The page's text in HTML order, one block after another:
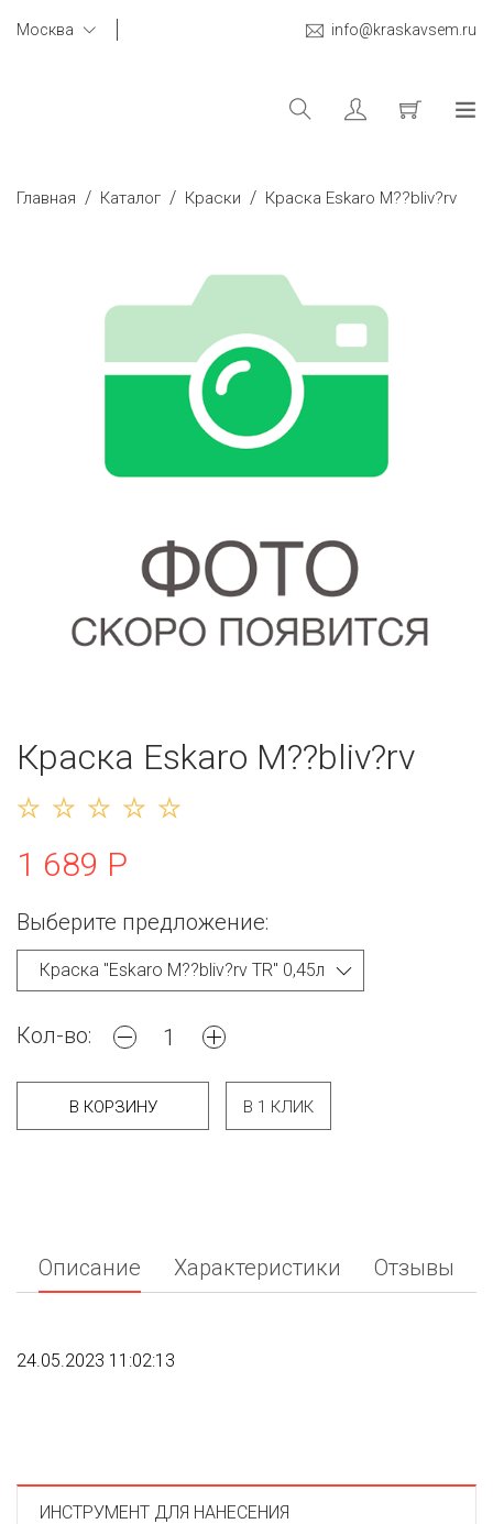
Москва info@kraskavsem.ru
Главная / Каталог / Краски / Краска Eskaro M??bliv?rv
Краска Eskaro M??bliv?rv
1 689 Р
Выберите предложение:
Кол-во:
В КОРЗИНУ В 1 КЛИК
Описание Характеристики Отзывы
24.05.2023 11:02:13
ИНСТРУМЕНТ ДЛЯ НАНЕСЕНИЯ